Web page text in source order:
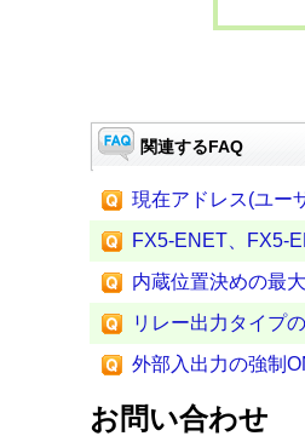
関連するFAQ
現在アドレス(ユー
FX5-ENET、FX5-
内蔵位置決めの最
リレー出力タイプ
外部入出力の強制
お問い合わせ